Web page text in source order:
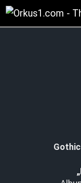
Zum
Inhalt
springen